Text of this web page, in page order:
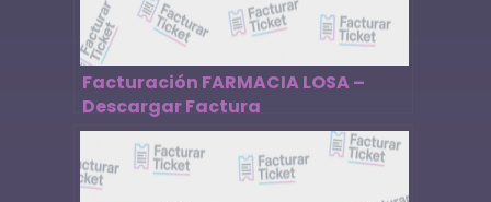
Facturación FARMACIA LOSA –
Descargar Factura